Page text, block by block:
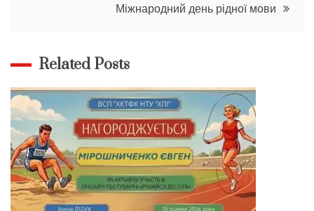
Міжнародний день рідної мови
Related Posts